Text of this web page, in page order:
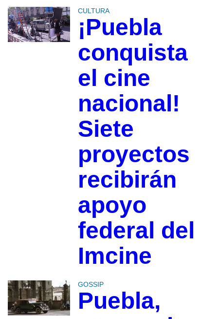
CULTURA
¡Puebla
conquista
el cine
nacional!
Siete
proyectos
recibirán
apoyo
federal del
Imcine
GOSSIP
Puebla,